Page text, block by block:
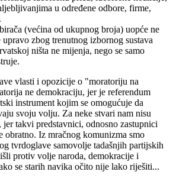
u određene odbore, firme,
(većina od ukupnog broja) uopće ne
zbog trenutnog izbornog sustava
ništa ne mijenja, nego se samo
vlasti i opozicije o "moratoriju na
ne demokraciju, jer je referendum
instrument kojim se omogućuje da
svoju volju. Za neke stvari nam nisu
takvi predstavnici, odnosno zastupnici
obratno. Iz mračnog komunizma smo
tvrdoglave samovolje tadašnjih partijskih
protiv volje naroda, demokracije i
se starih navika očito nije lako riješiti...